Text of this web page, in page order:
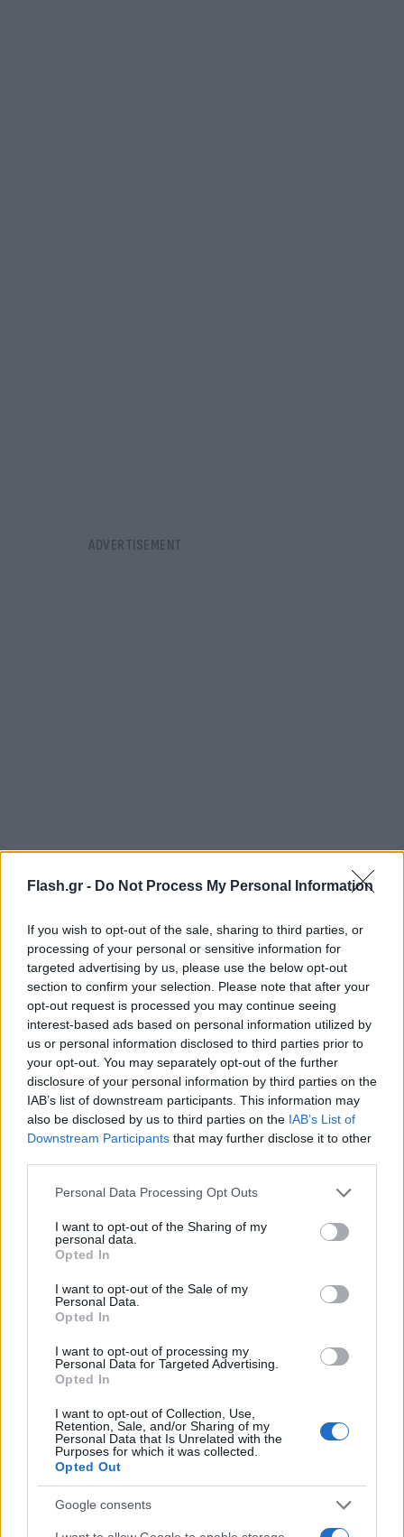
Flash.gr - Do Not Process My Personal Information
If you wish to opt-out of the sale, sharing to third parties, or
processing of your personal or sensitive information for
targeted advertising by us, please use the below opt-out
section to confirm your selection. Please note that after your
opt-out request is processed you may continue seeing
interest-based ads based on personal information utilized by
us or personal information disclosed to third parties prior to
your opt-out. You may separately opt-out of the further
disclosure of your personal information by third parties on the
IAB’s list of downstream participants. This information may
also be disclosed by us to third parties on the IAB’s List of
Downstream Participants that may further disclose it to other
Please note that this website/app uses one or more Google
not limited to your visit or usage behaviour. You may click to
grant or deny consent to Google and its third-party tags to
use your data for below specified purposes in below Google
consent section.
Personal Data Processing Opt Outs
I want to opt-out of the Sharing of my
personal data.
Opted In
I want to opt-out of the Sale of my
Personal Data.
Opted In
I want to opt-out of processing my
Personal Data for Targeted Advertising.
Opted In
I want to opt-out of Collection, Use,
Retention, Sale, and/or Sharing of my
Personal Data that Is Unrelated with the
Purposes for which it was collected.
Opted Out
Google consents
σύμφωνα με πληροφορίες οι υποψίες
συγκεντρώνονται γύρω από το ενδεχόμενο να
πιάστηκε σε παγίδα ή να του επιτέθηκε αγέλη
λύκων. Ο γάιδαρος βρίσκεται σε ιππικό όμιλο στα
Μέγαρα και ο φερόμενος ως ιδιοκτήτης αρνείται
πως είναι δικό του ενώ υποστηρίζει πως δεν
γνωρίζει τον ιδιοκτήτη.